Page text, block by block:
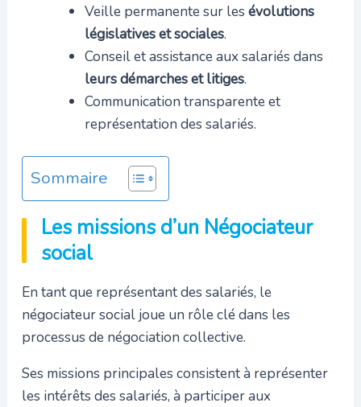
Veille permanente sur les évolutions
législatives et sociales.
Conseil et assistance aux salariés dans
leurs démarches et litiges.
Communication transparente et
représentation des salariés.
Sommaire
Les missions d’un Négociateur
social
En tant que représentant des salariés, le
négociateur social joue un rôle clé dans les
processus de négociation collective.
Ses missions principales consistent à représenter
les intérêts des salariés, à participer aux